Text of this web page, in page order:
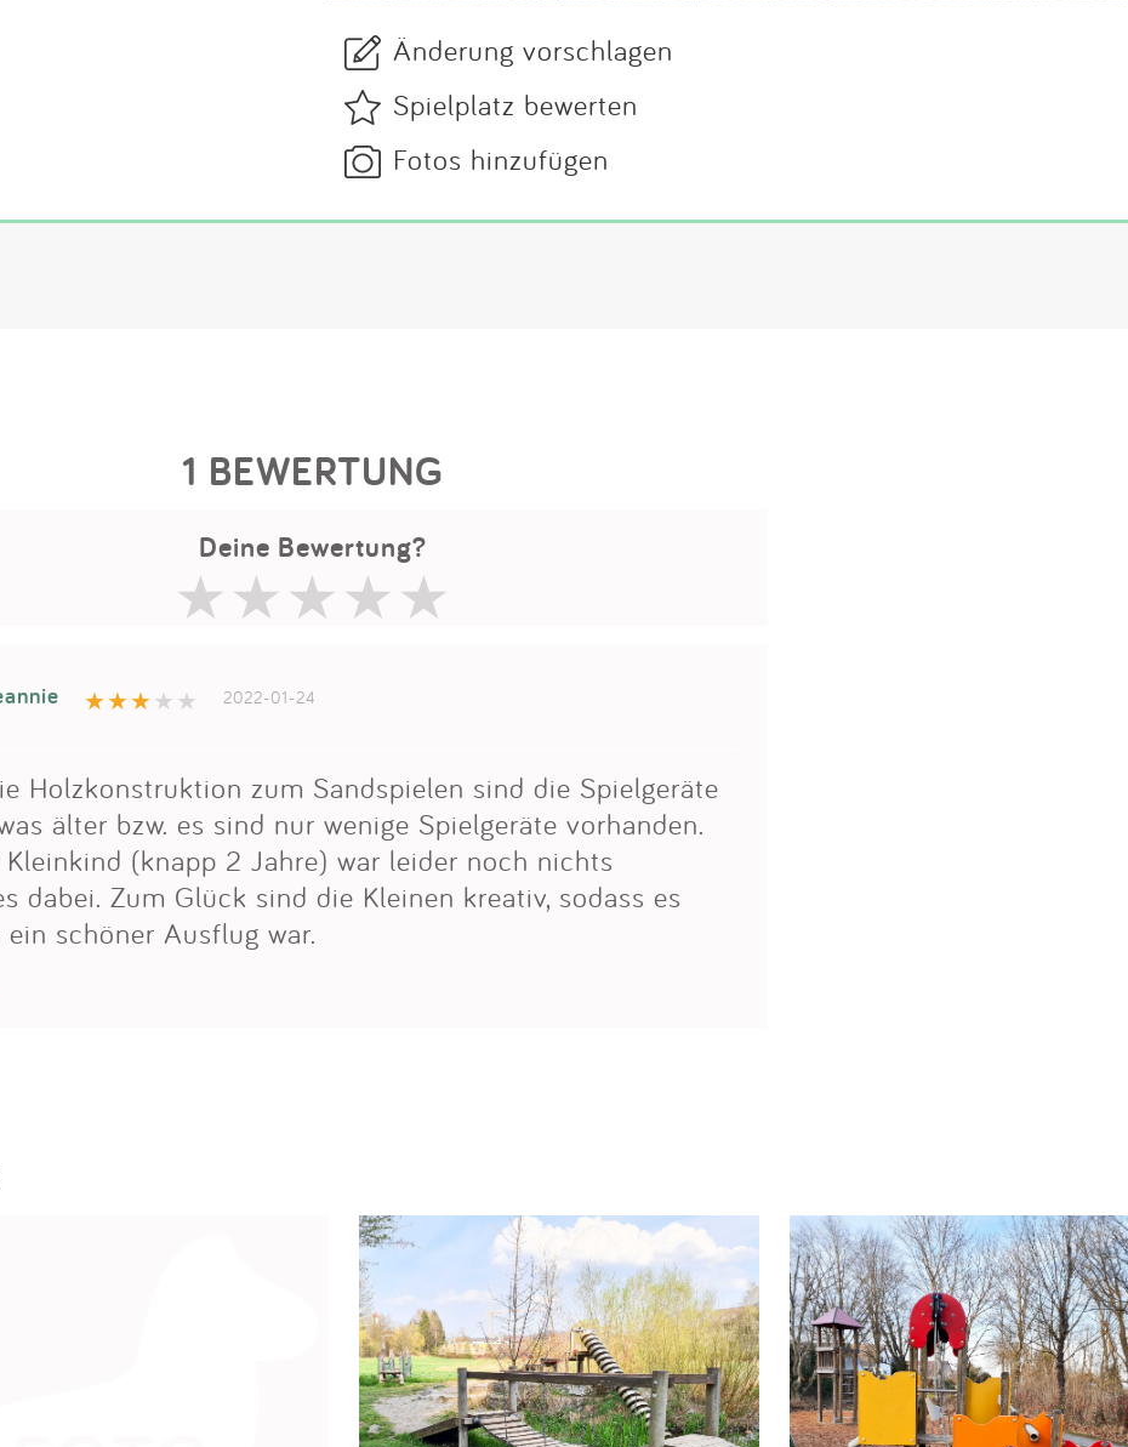
Änderung vorschlagen
Spielplatz bewerten
Fotos hinzufügen
1 BEWERTUNG
Deine Bewertung?
2022-01-24
Holzkonstruktion zum Sandspielen sind die Spielgeräte
älter bzw. es sind nur wenige Spielgeräte vorhanden.
Kleinkind (knapp 2 Jahre) war leider noch nichts
dabei. Zum Glück sind die Kleinen kreativ, sodass es
schöner Ausflug war.